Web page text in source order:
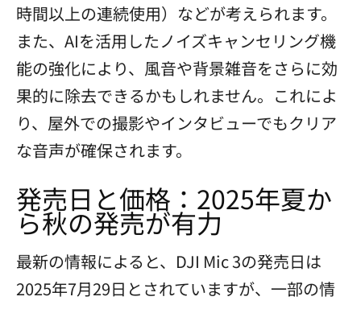
時間以上の連続使用）などが考えられます。
また、AIを活用したノイズキャンセリング機
能の強化により、風音や背景雑音をさらに効
果的に除去できるかもしれません。これによ
り、屋外での撮影やインタビューでもクリア
な音声が確保されます。
発売日と価格：2025年夏か
ら秋の発売が有力
最新の情報によると、DJI Mic 3の発売日は
2025年7月29日とされていますが、一部の情